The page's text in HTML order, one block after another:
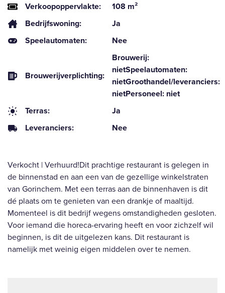
Verkoopoppervlakte:
108 m²
Bedrijfswoning:
Ja
Speelautomaten:
Nee
Brouwerijverplichting:
Brouwerij:
nietSpeelautomaten:
nietGroothandel/leveranciers:
nietPersoneel: niet
Terras:
Ja
Leveranciers:
Nee
Verkocht | Verhuurd!Dit prachtige restaurant is gelegen in
de binnenstad en aan een van de gezellige winkelstraten
van Gorinchem. Met een terras aan de binnenhaven is dit
dé plaats om te genieten van een drankje of maaltijd.
Momenteel is dit bedrijf wegens omstandigheden gesloten.
Voor iemand die horeca-ervaring heeft en voor zichzelf wil
beginnen, is dit de uitgelezen kans. Dit restaurant is
namelijk met weinig eigen middelen over te nemen.